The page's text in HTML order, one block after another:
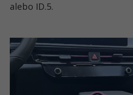
alebo ID.5.